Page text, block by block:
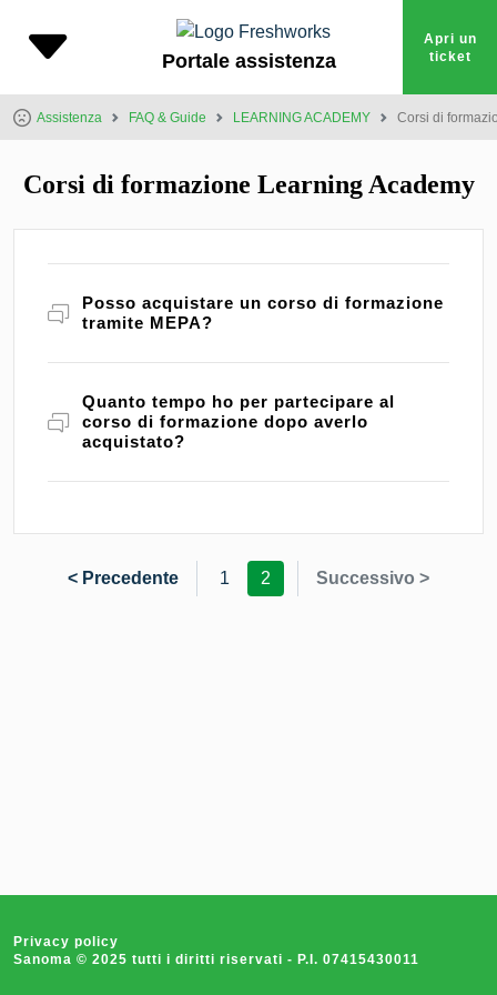
Portale assistenza
Apri un
ticket
Assistenza FAQ & Guide LEARNING ACADEMY Corsi di
Corsi di formazione Learning Academy
Posso acquistare un corso di formazione
tramite MEPA?
Quanto tempo ho per partecipare al
corso di formazione dopo averlo
acquistato?
< Precedente 1 2 Successivo >
Privacy policy
Sanoma © 2025 tutti i diritti riservati - P.I. 07415430011